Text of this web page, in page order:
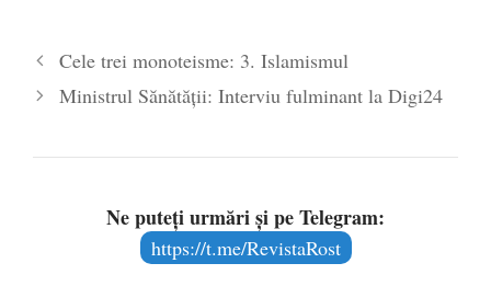
Cele trei monoteisme: 3. Islamismul
Ministrul Sănătății: Interviu fulminant la Digi24
Ne puteți urmări și pe Telegram:
https://t.me/RevistaRost